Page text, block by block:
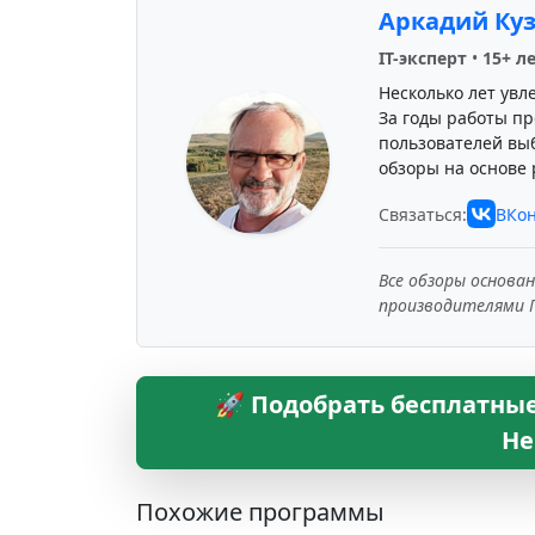
Аркадий
IT-эксперт• 15+
Несколько лет
За годы работы
пользователей
обзоры на основе
Связаться:
Все обзоры
производителями
🚀 Подобрать
Похожие программы